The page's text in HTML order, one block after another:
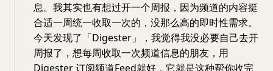
息。我其实也有想过开一个周报，因为频道的内容挺
合适一周统一收取一次的，没那么高的即时性需求。
今天发现了「Digester」，我觉得我没必要自己去开
周报了，想每周收取一次频道信息的朋友，用
Digester 订阅频道Feed就好，它就是这种帮你收完